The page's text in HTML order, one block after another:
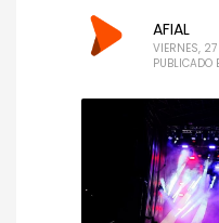
AFIAL
VIERNES,
PUBLICADO